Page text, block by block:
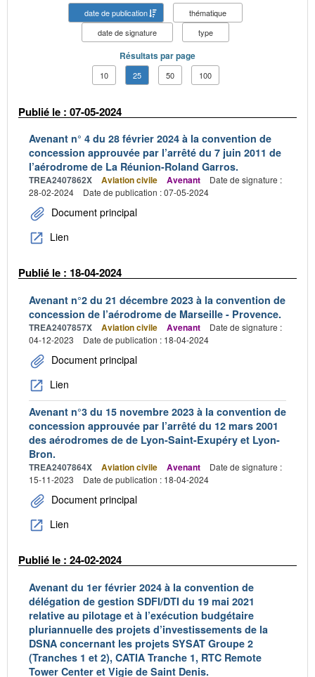
date de publication
thématique
date de signature
type
Résultats par page
10 25 50 100
Publié le : 07-05-2024
Avenant n° 4 du 28 février 2024 à la convention de
concession approuvée par l’arrêté du 7 juin 2011 de
l’aérodrome de La Réunion-Roland Garros.
TREA2407862X Aviation civile Avenant
Date de signature :
28-02-2024
Date de publication : 07-05-2024
Document principal
Lien
Publié le : 18-04-2024
Avenant n°2 du 21 décembre 2023 à la convention de
concession de l’aérodrome de Marseille - Provence.
TREA2407857X Aviation civile Avenant
Date de signature :
04-12-2023
Date de publication : 18-04-2024
Document principal
Lien
Avenant n°3 du 15 novembre 2023 à la convention de
concession approuvée par l’arrêté du 12 mars 2001
des aérodromes de de Lyon-Saint-Exupéry et Lyon-
Bron.
TREA2407864X Aviation civile Avenant
Date de signature :
15-11-2023
Date de publication : 18-04-2024
Document principal
Lien
Publié le : 24-02-2024
Avenant du 1er février 2024 à la convention de
délégation de gestion SDFI/DTI du 19 mai 2021
relative au pilotage et à l’exécution budgétaire
pluriannuelle des projets d’investissements de la
DSNA concernant les projets SYSAT Groupe 2
(Tranches 1 et 2), CATIA Tranche 1, RTC Remote
Tower Center et Vigie de Saint Denis.